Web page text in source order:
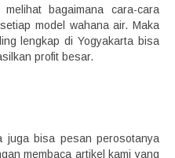
bagaimana cara-cara
model wahana air. Maka
lengkap di Yogyakarta bisa
profit besar.
juga bisa pesan perosotanya
membaca artikel kami yang